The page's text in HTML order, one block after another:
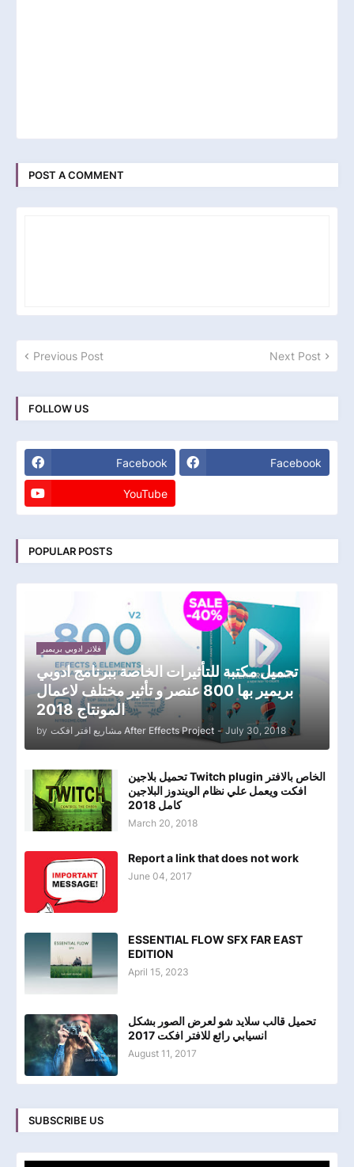
POST A COMMENT
Previous Post Next Post
FOLLOW US
Facebook Facebook
YouTube
POPULAR POSTS
فلاتر ادوبي بريمير
تحميل مكتبة للتأثيرات الخاصة ببرنامج ادوبي
بريمير بها 800 عنصر و تأثير مختلف لاعمال
المونتاج 2018
by مشاريع افتر افكت After Effects Project - July 30, 2018
تحميل بلاجين Twitch plugin الخاص بالافتر
افكت ويعمل علي نظام الويندوز البلاجين
كامل 2018
March 20, 2018
Report a link that does not work
June 04, 2017
ESSENTIAL FLOW SFX FAR EAST
EDITION
April 15, 2023
تحميل قالب سلايد شو لعرض الصور بشكل
انسيابي رائع للافتر افكت 2017
August 11, 2017
SUBSCRIBE US